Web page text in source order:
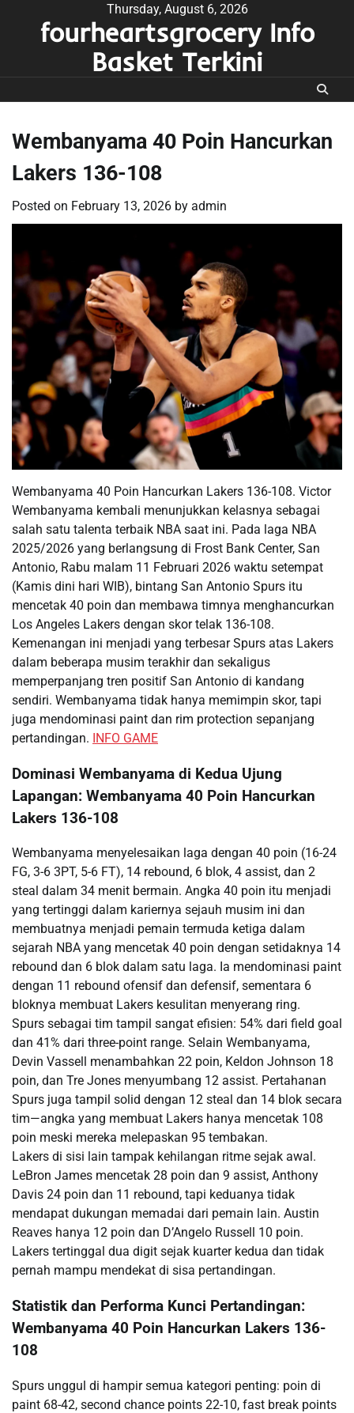
Thursday, August 6, 2026
fourheartsgrocery Info
Basket Terkini
Wembanyama 40 Poin Hancurkan
Lakers 136-108
Posted on February 13, 2026 by admin
Wembanyama 40 Poin Hancurkan Lakers 136-108. Victor
Wembanyama kembali menunjukkan kelasnya sebagai
salah satu talenta terbaik NBA saat ini. Pada laga NBA
2025/2026 yang berlangsung di Frost Bank Center, San
Antonio, Rabu malam 11 Februari 2026 waktu setempat
(Kamis dini hari WIB), bintang San Antonio Spurs itu
mencetak 40 poin dan membawa timnya menghancurkan
Los Angeles Lakers dengan skor telak 136-108.
Kemenangan ini menjadi yang terbesar Spurs atas Lakers
dalam beberapa musim terakhir dan sekaligus
memperpanjang tren positif San Antonio di kandang
sendiri. Wembanyama tidak hanya memimpin skor, tapi
juga mendominasi paint dan rim protection sepanjang
pertandingan. INFO GAME
Dominasi Wembanyama di Kedua Ujung
Lapangan: Wembanyama 40 Poin Hancurkan
Lakers 136-108
Wembanyama menyelesaikan laga dengan 40 poin (16-24
FG, 3-6 3PT, 5-6 FT), 14 rebound, 6 blok, 4 assist, dan 2
steal dalam 34 menit bermain. Angka 40 poin itu menjadi
yang tertinggi dalam kariernya sejauh musim ini dan
membuatnya menjadi pemain termuda ketiga dalam
sejarah NBA yang mencetak 40 poin dengan setidaknya 14
rebound dan 6 blok dalam satu laga. Ia mendominasi paint
dengan 11 rebound ofensif dan defensif, sementara 6
bloknya membuat Lakers kesulitan menyerang ring.
Spurs sebagai tim tampil sangat efisien: 54% dari field goal
dan 41% dari three-point range. Selain Wembanyama,
Devin Vassell menambahkan 22 poin, Keldon Johnson 18
poin, dan Tre Jones menyumbang 12 assist. Pertahanan
Spurs juga tampil solid dengan 12 steal dan 14 blok secara
tim—angka yang membuat Lakers hanya mencetak 108
poin meski mereka melepaskan 95 tembakan.
Lakers di sisi lain tampak kehilangan ritme sejak awal.
LeBron James mencetak 28 poin dan 9 assist, Anthony
Davis 24 poin dan 11 rebound, tapi keduanya tidak
mendapat dukungan memadai dari pemain lain. Austin
Reaves hanya 12 poin dan D’Angelo Russell 10 poin.
Lakers tertinggal dua digit sejak kuarter kedua dan tidak
pernah mampu mendekat di sisa pertandingan.
Statistik dan Performa Kunci Pertandingan:
Wembanyama 40 Poin Hancurkan Lakers 136-
108
Spurs unggul di hampir semua kategori penting: poin di
paint 68-42, second chance points 22-10, fast break points